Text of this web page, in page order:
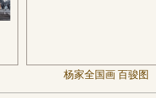
杨家全国画 百骏图